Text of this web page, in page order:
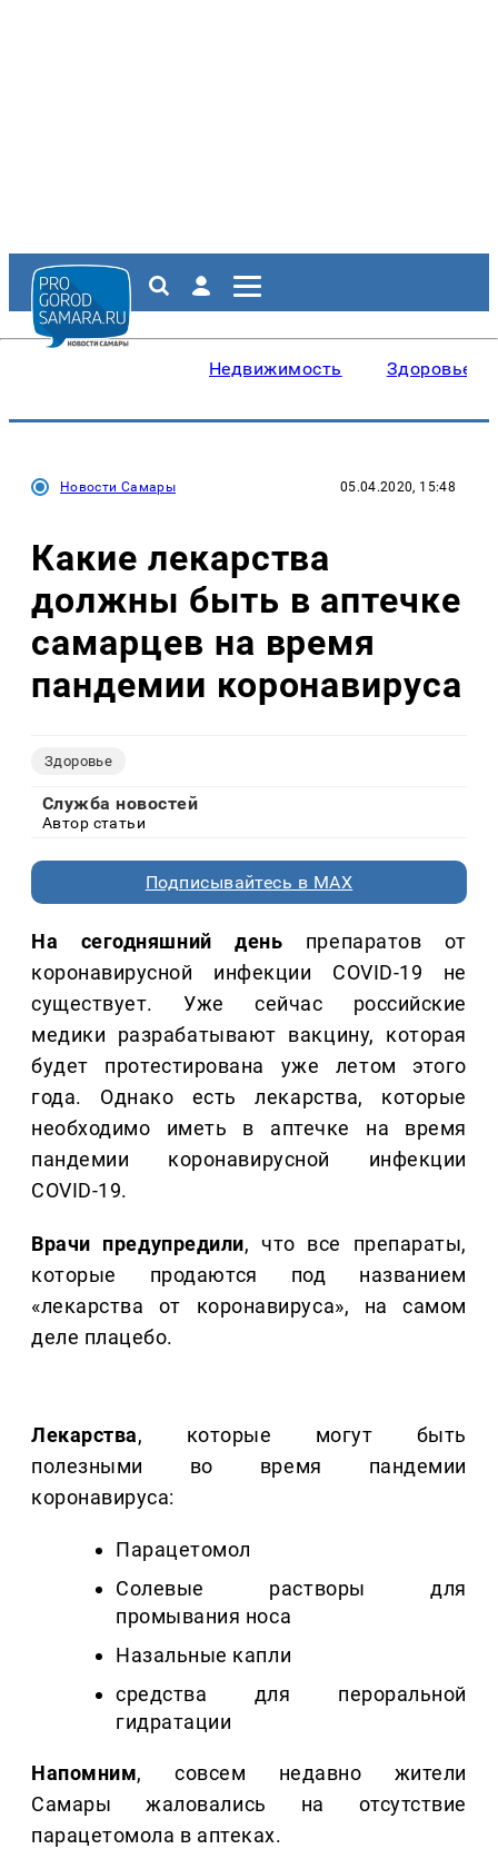
Недвижимость Здоровье
Новости Самары 05.04.2020, 15:48
Какие лекарства
должны быть в аптечке
самарцев на время
пандемии коронавируса
Здоровье
Служба новостей
Автор статьи
Подписывайтесь в MAX
На сегодняшний день препаратов от
коронавирусной инфекции COVID-19 не
существует. Уже сейчас российские
медики разрабатывают вакцину, которая
будет протестирована уже летом этого
года. Однако есть лекарства, которые
необходимо иметь в аптечке на время
пандемии коронавирусной инфекции
COVID-19.
Врачи предупредили, что все препараты,
которые продаются под названием
«лекарства от коронавируса», на самом
деле плацебо.
Лекарства, которые могут быть
полезными во время пандемии
коронавируса:
Парацетомол
Солевые растворы для
промывания носа
Назальные капли
средства для пероральной
гидратации
Напомним, совсем недавно жители
Самары жаловались на отсутствие
парацетомола в аптеках.